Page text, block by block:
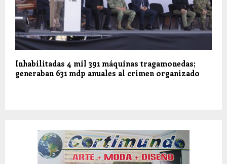
Inhabilitadas 4 mil 391 máquinas tragamonedas;
generaban 631 mdp anuales al crimen organizado